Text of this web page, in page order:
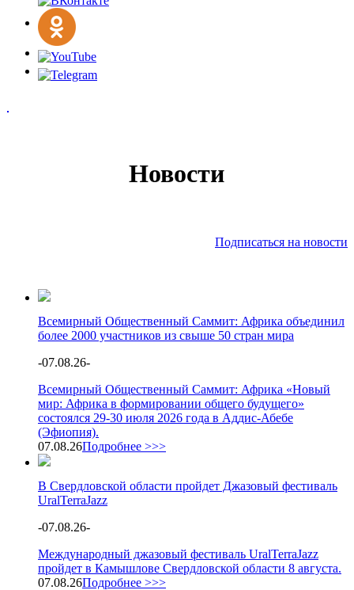
Новости
Подписаться на новости
Всемирный Общественный Саммит: Африка объединил
более 2000 участников из свыше 50 стран мира
-07.08.26-
Всемирный Общественный Саммит: Африка «Новый
мир: Африка в формировании общего будущего»
состоялся 29-30 июля 2026 года в Аддис-Абебе
(Эфиопия).
07.08.26Подробнее >>>
В Свердловской области пройдет Джазовый фестиваль
UralTerraJazz
-07.08.26-
Международный джазовый фестиваль UralTerraJazz
пройдет в Камышлове Свердловской области 8 августа.
07.08.26Подробнее >>>